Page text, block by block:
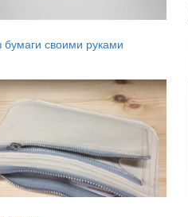
бумаги своими руками